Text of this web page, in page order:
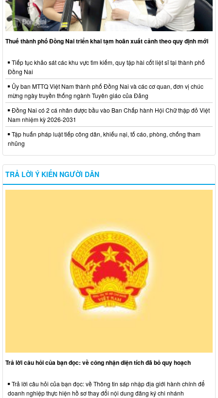
Thuế thành phố Đồng Nai triển khai tạm hoãn xuất cảnh theo quy định mới
Tiếp tục khảo sát các khu vực tìm kiếm, quy tập hài cốt liệt sĩ tại thành phố
Đồng Nai
Ủy ban MTTQ Việt Nam thành phố Đồng Nai và các cơ quan, đơn vị chúc
mừng ngày truyền thống ngành Tuyên giáo của Đảng
Đồng Nai có 2 cá nhân được bầu vào Ban Chấp hành Hội Chữ thập đỏ Việt
Nam nhiệm kỳ 2026-2031
Tập huấn pháp luật tiếp công dân, khiếu nại, tố cáo, phòng, chống tham
nhũng
TRẢ LỜI Ý KIẾN NGƯỜI DÂN
Trả lời câu hỏi của bạn đọc: về công nhận diện tích đã bỏ quy hoạch
Trả lời câu hỏi của bạn đọc: về Thông tin sáp nhập địa giới hành chính để
doanh nghiệp thực hiện hồ sơ thay đổi nội dung đăng ký chi nhánh